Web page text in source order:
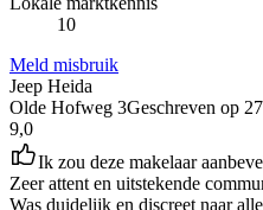
10
Meld misbruik
Jeep Heida
Olde Hofweg 3Geschreven op
9,0
Ik zou deze makelaar
Zeer attent en uitstekende
Was duidelijk en discreet naar